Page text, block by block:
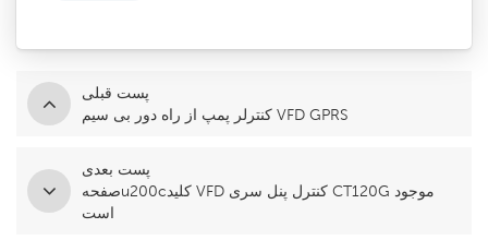
پست قبلی
کنترلر پمپ از راه دور بی سیم VFD GPRS
پست بعدی
صفحهu200cکلید VFD کنترل پنل سری CT120G موجود
است